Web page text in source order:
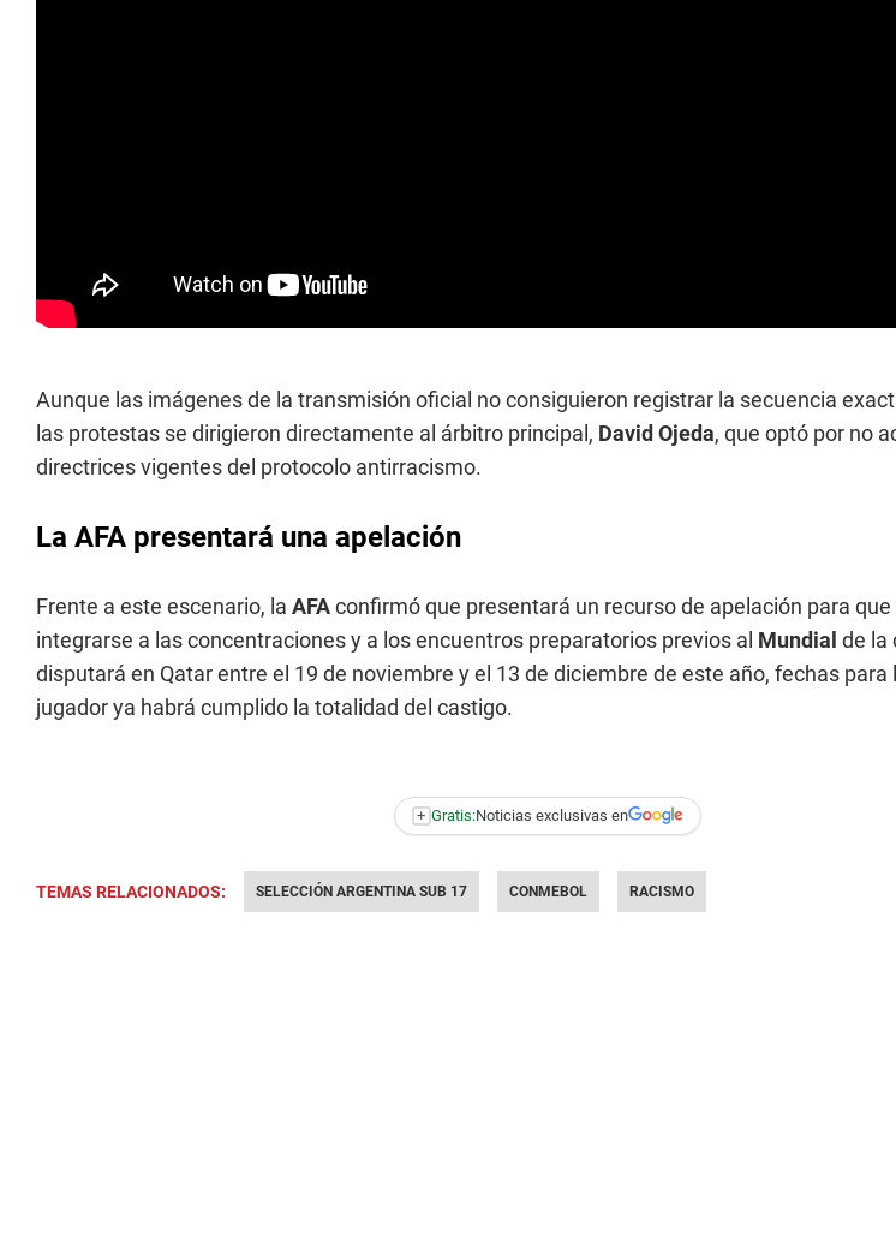
Aunque las imágenes de la transmisión oficial no consiguieron registrar la secuencia
las protestas se dirigieron directamente al árbitro principal, David Ojeda, que optó por no
directrices vigentes del protocolo antirracismo.
La AFA presentará una apelación
Frente a este escenario, la AFAconfirmó que presentará un recurso de apelación para
integrarse a las concentraciones y a los encuentros preparatorios previos al Mundial de la
disputará en Qatar entre el 19 de noviembre y el 13 de diciembre de este año, fechas para
jugador ya habrá cumplido la totalidad del castigo.
+ Gratis:Noticias exclusivas en
TEMAS RELACIONADOS: SELECCIÓN ARGENTINA SUB 17 CONMEBOL RACISMO